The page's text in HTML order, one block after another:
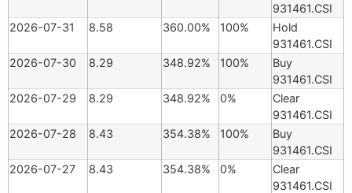
931461.CSI
2026-07-31
8.58 360.00% 100%
Hold
931461.CSI
2026-07-30
8.29 348.92% 100%
Buy
931461.CSI
2026-07-29
8.29 348.92% 0%
Clear
931461.CSI
2026-07-28
8.43 354.38% 100%
Buy
931461.CSI
2026-07-27
8.43 354.38% 0%
Clear
931461.CSI